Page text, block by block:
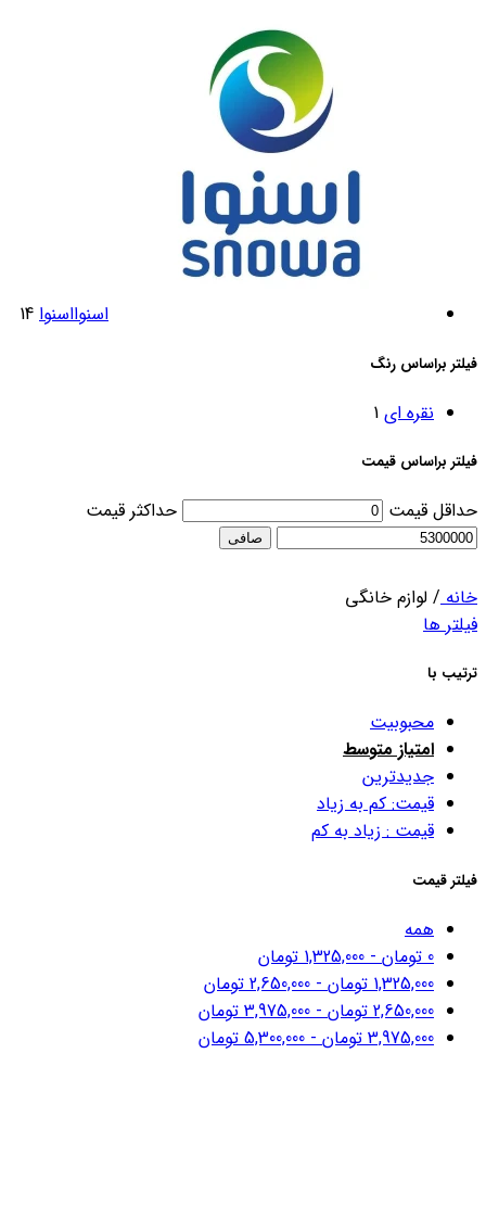
اسنوااسنوا 14
فیلتر براساس رنگ
نقره ای 1
فیلتر براساس قیمت
حداقل قیمت حداكثر قيمت
صافی
خانه/ لوازم خانگی
فیلتر ها
ترتیب با
محبوبیت
امتیاز متوسط
جدیدترین
قیمت: کم به زیاد
قیمت : زیاد به کم
فیلتر قیمت
همه
0 تومان-
1,325,000 تومان
1,325,000 تومان-
2,650,000 تومان
2,650,000 تومان-
3,975,000 تومان
3,975,000 تومان-
5,300,000 تومان